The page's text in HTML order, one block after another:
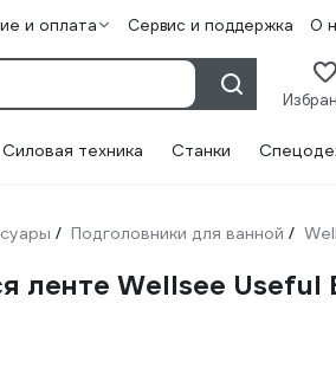
и оплата Сервис и поддержка О
Силовая техника Станки
/ Подголовники для ванной /
ленте Wellsee